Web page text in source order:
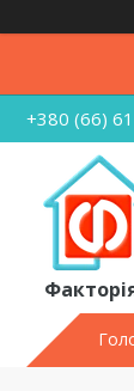
+380 (66)